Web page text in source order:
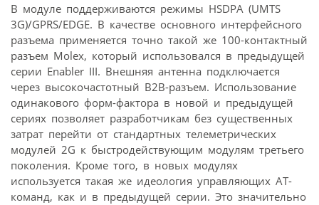
В модуле поддерживаются режимы HSDPA (UMTS
3G)/GPRS/EDGE. В качестве основного интерфейсного
разъема применяется точно такой же 100-контактный
разъем Molex, который использовался в предыдущей
серии Enabler III. Внешняя антенна подключается
через высокочастотный B2B-разъем. Использование
одинакового форм-фактора в новой и предыдущей
сериях позволяет разработчикам без существенных
затрат перейти от стандартных телеметрических
модулей 2G к быстродействующим модулям третьего
поколения. Кроме того, в новых модулях
используется такая же идеология управляющих АТ-
команд, как и в предыдущей серии. Это значительно